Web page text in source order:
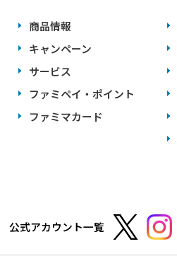
商品情報
キャンペーン
サービス
ファミペイ・ポイント
ファミマカード
公式アカウント一覧